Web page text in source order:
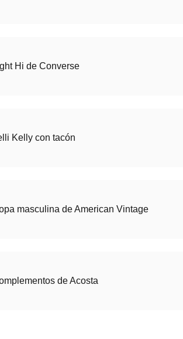
Hi de Converse
Kelly con tacón
masculina de American Vintage
de Acosta